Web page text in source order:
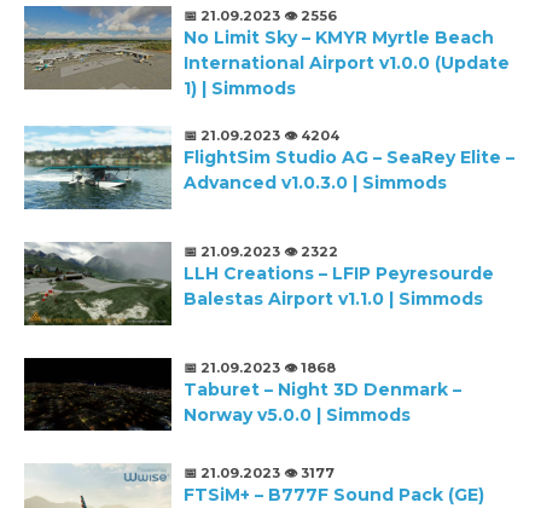
📅 21.09.2023 👁️ 2556
No Limit Sky – KMYR Myrtle Beach
International Airport v1.0.0 (Update
1) | Simmods
📅 21.09.2023 👁️ 4204
FlightSim Studio AG – SeaRey Elite –
Advanced v1.0.3.0 | Simmods
📅 21.09.2023 👁️ 2322
LLH Creations – LFIP Peyresourde
Balestas Airport v1.1.0 | Simmods
📅 21.09.2023 👁️ 1868
Taburet – Night 3D Denmark –
Norway v5.0.0 | Simmods
📅 21.09.2023 👁️ 3177
FTSiM+ – B777F Sound Pack (GE)